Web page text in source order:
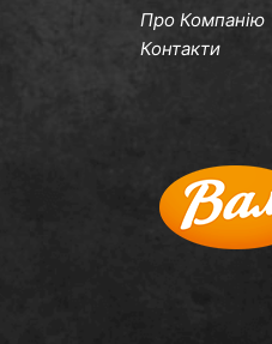
Про Компанію
Контакти